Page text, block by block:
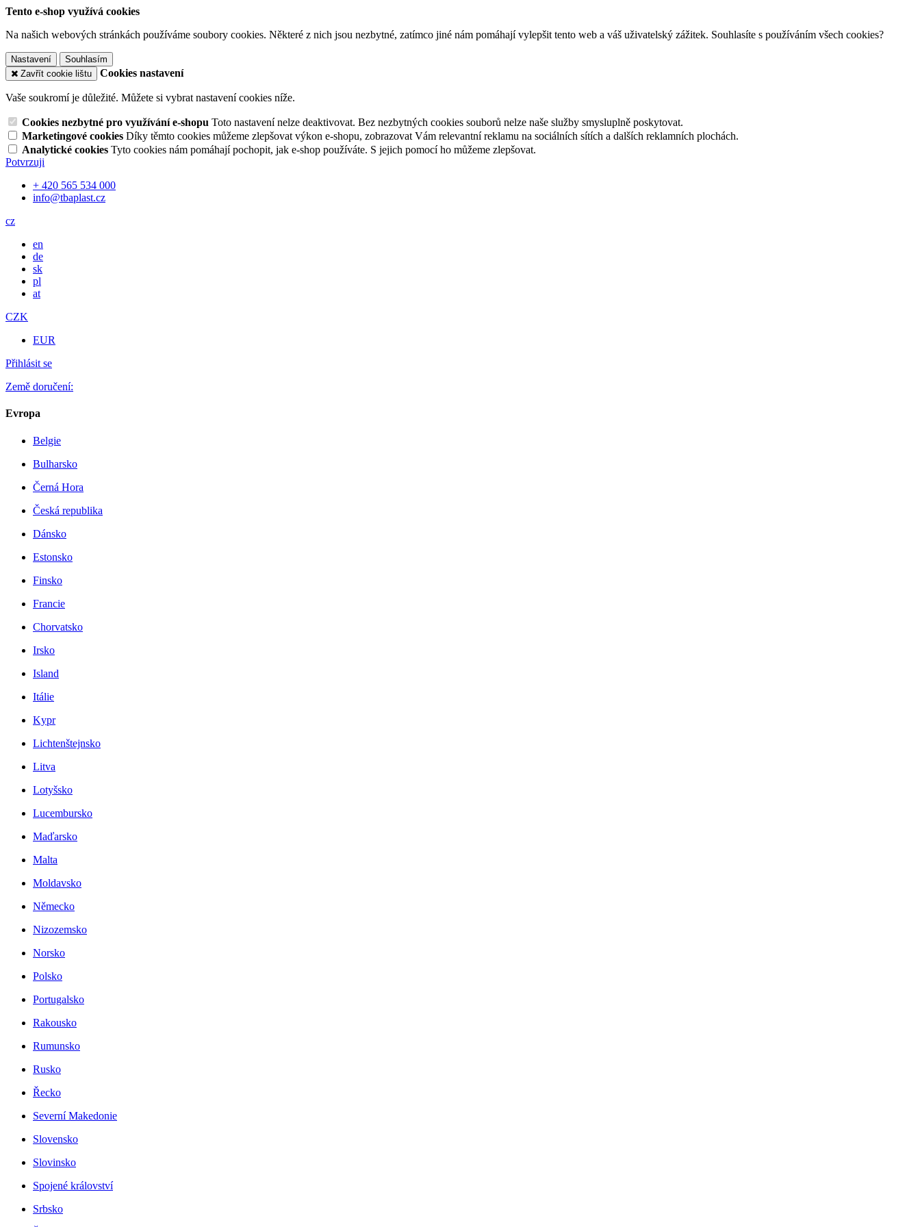
Tento e-shop využívá cookies
Na našich webových stránkách používáme soubory cookies. Některé z nich jsou nezbytné, zatímco jiné nám pomáhají vylepšit tento web a váš uživatelský zážitek. Souhlasíte s používáním všech cookies?
Nastavení
Souhlasím
Zavřít cookie lištu
Cookies nastavení
Vaše soukromí je důležité. Můžete si vybrat nastavení cookies níže.
Cookies nezbytné pro využívání e-shopu Toto nastavení nelze deaktivovat. Bez nezbytných cookies souborů nelze naše služby smysluplně poskytovat.
Marketingové cookies Díky těmto cookies můžeme zlepšovat výkon e-shopu, zobrazovat Vám relevantní reklamu na sociálních sítích a dalších reklamních plochách.
Analytické cookies Tyto cookies nám pomáhají pochopit, jak e-shop používáte. S jejich pomocí ho můžeme zlepšovat.
Potvrzuji
+ 420 565 534 000
info@tbaplast.cz
cz
en
de
sk
pl
at
CZK
EUR
Přihlásit se
Země doručení:
Evropa
Belgie
Bulharsko
Černá Hora
Česká republika
Dánsko
Estonsko
Finsko
Francie
Chorvatsko
Irsko
Island
Itálie
Kypr
Lichtenštejnsko
Litva
Lotyšsko
Lucembursko
Maďarsko
Malta
Moldavsko
Německo
Nizozemsko
Norsko
Polsko
Portugalsko
Rakousko
Rumunsko
Rusko
Řecko
Severní Makedonie
Slovensko
Slovinsko
Spojené království
Srbsko